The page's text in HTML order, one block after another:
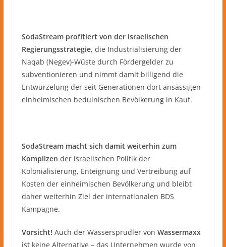
SodaStream profitiert von der israelischen
Regierungsstrategie, die Industrialisierung der
Naqab (Negev)-Wüste durch Fördergelder zu
subventionieren und nimmt damit billigend die
Entwurzelung der seit Generationen dort ansässigen
einheimischen beduinischen Bevölkerung in Kauf.
SodaStream macht sich damit weiterhin zum
Komplizen der israelischen Politik der
Kolonialisierung, Enteignung und Vertreibung auf
Kosten der einheimischen Bevölkerung und bleibt
daher weiterhin Ziel der internationalen BDS
Kampagne.
Vorsicht! Auch der Wassersprudler von Wassermaxx
ist keine Alternative – das Unternehmen wurde von